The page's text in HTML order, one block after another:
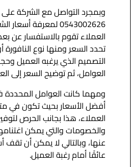
وبمجرد التواصل مع الشركة
0543002626 لمعرفة
العملاء تقوم بالاستفسار عن
تحدد السعر ومنها نوع النافورة
التصميم الذي يرغبه العميل
العوامل، ثم توضيح السعر إلى
ومهما كانت العوامل المحددة
أفضل الأسعار بحيث تكون في
العملاء، هذا بجانب الحرص
والخصومات والتي يمكن
عنها، وبالتالي لا يمكن أن تقف
عائقًا أمام رغبة العميل.